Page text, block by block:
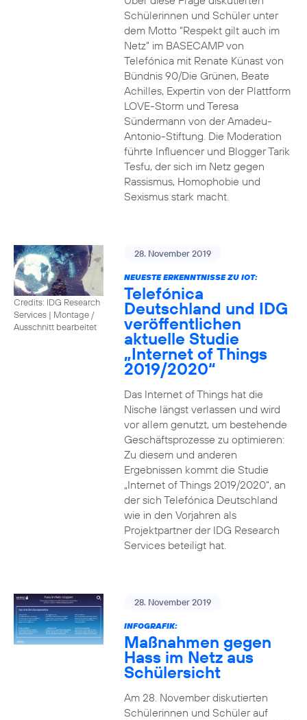
Schülerinnen und Schüler unter
dem Motto “Respekt gilt auch im
Netz” im BASECAMP von
Telefónica mit Renate Künast von
Bündnis 90/Die Grünen, Beate
Achilles, Expertin von der Plattform
LOVE-Storm und Teresa
Sündermann von der Amadeu-
Antonio-Stiftung. Die Moderation
führte Influencer und Blogger Tarik
Tesfu, der sich im Netz gegen
Rassismus, Homophobie und
Sexismus stark macht.
Credits: IDG Research
Services | Montage /
Ausschnitt bearbeitet
28. November 2019
NEUESTE ERKENNTNISSE ZU IOT:
Telefónica
Deutschland und IDG
veröffentlichen
aktuelle Studie
„Internet of Things
2019/2020“
Das Internet of Things hat die
Nische längst verlassen und wird
vor allem genutzt, um bestehende
Geschäftsprozesse zu optimieren:
Zu diesem und anderen
Ergebnissen kommt die Studie
„Internet of Things 2019/2020“, an
der sich Telefónica Deutschland
wie in den Vorjahren als
Projektpartner der IDG Research
Services beteiligt hat.
28. November 2019
INFOGRAFIK:
Maßnahmen gegen
Hass im Netz aus
Schülersicht
Am 28. November diskutierten
Schülerinnen und Schüler auf